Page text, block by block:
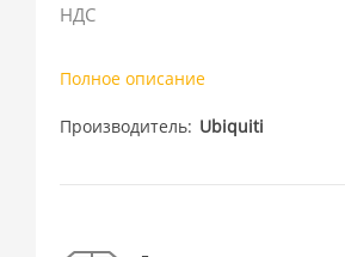
НДС
Полное описание
Производитель Ubiquiti